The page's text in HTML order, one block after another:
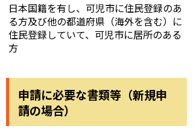
日本国籍を有し、可児市に住民登録のあ
る方及び他の都道府県（海外を含む）に
住民登録していて、可児市に居所のある
方
申請に必要な書類等（新規申
請の場合）